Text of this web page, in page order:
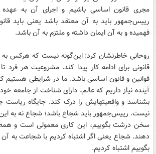
مجری قانون اساسی باشیم و اجرای آن به
رییس‌جمهور باید به آن معتقد باشد یعنی باید
فهمیده و به آن ایمان داشته و ملتزم به آن باشد.
روحانی خاطرنشان کرد:‌ این‌گونه نیست که هرکس
قانونی برای ادامه کار پیدا کند. مشروعیت هر
قوانین و قانون اساسی باشد. ما در شرایطی
‌آینده نیاز داریم که عالم، دارای شناخت از جامعه
بشناسد و واقعیتهایش را درک کند. جایگاه ریاست
نیست. رییس‌جمهور باید شجاع باشد؛ شجاع نه به این
سخن درشت بگوییم، این کاری معمولی است و همه
دهند. شجاع یعنی اگر اشتباه کردیم با شجاعت به آن
بگوییم اشتباه کردیم.